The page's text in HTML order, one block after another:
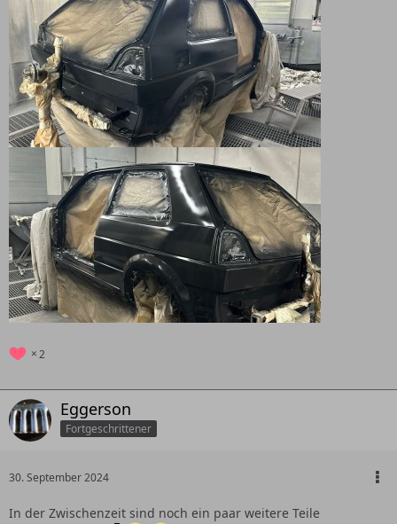
2
Eggerson
Fortgeschrittener
30. September 2024
In der Zwischenzeit sind noch ein paar weitere Teile